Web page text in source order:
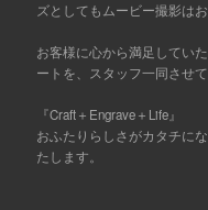
ズとしてもムービー撮影はお
お客様に心から満足してい
ートを、スタッフ一同させ
『Craft＋Engrave＋Life』
おふたりらしさがカタチに
たします。